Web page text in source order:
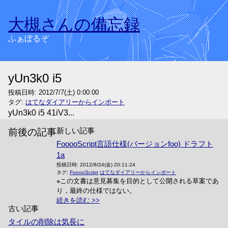
大槻さんの備忘録
ふぁぼるぞ
yUn3k0 i5
投稿日時: 2012/7/7(土) 0:00:00
タグ: はてなダイアリーからインポート
yUn3k0 i5 41iV3...
前後の記事新しい記事
FooooScript言語仕様(バージョンfoo) ドラフト
1a
投稿日時: 2012/8/24(金) 20:11:24
タグ: FooooScript はてなダイアリーからインポート
※この文書は意見募集を目的として公開される草案であ
り，最終の仕様ではない。
続きを読む
古い記事
タイルの削除は気長に